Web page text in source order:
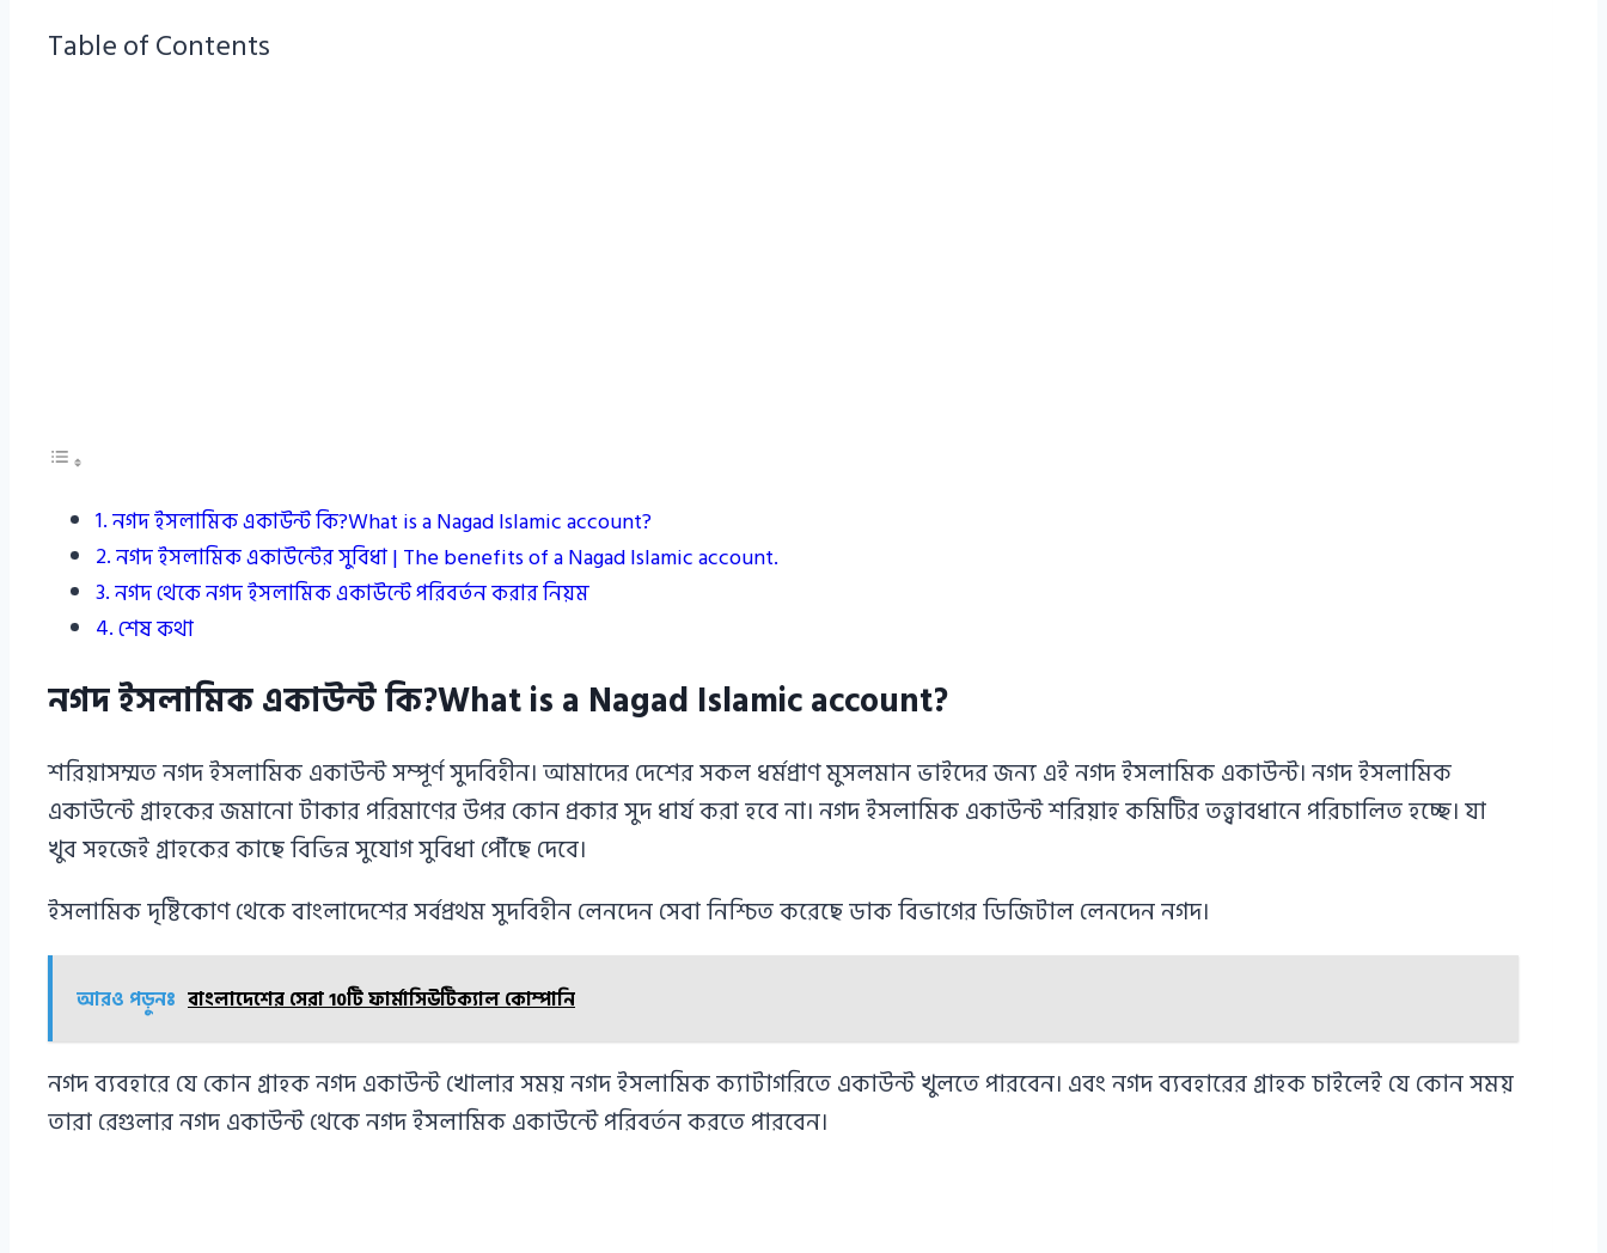
Table of Contents
নগদ ইসলামিক একাউন্ট কি?What is a Nagad Islamic account?
নগদ ইসলামিক একাউন্টের সুবিধা | The benefits of a Nagad Islamic account.
নগদ থেকে নগদ ইসলামিক একাউন্টে পরিবর্তন করার নিয়ম
শেষ কথা
নগদ ইসলামিক একাউন্ট কি?What is a Nagad Islamic account?
শরিয়াসম্মত নগদ ইসলামিক একাউন্ট সম্পূর্ণ সুদবিহীন। আমাদের দেশের সকল ধর্মপ্রাণ মুসলমান ভাইদের জন্য এই নগদ ইসলামিক একাউন্ট। নগদ ইসলামিক
একাউন্টে গ্রাহকের জমানো টাকার পরিমাণের উপর কোন প্রকার সুদ ধার্য করা হবে না। নগদ ইসলামিক একাউন্ট শরিয়াহ কমিটির তত্ত্বাবধানে পরিচালিত হচ্ছে। যা
খুব সহজেই গ্রাহকের কাছে বিভিন্ন সুযোগ সুবিধা পৌঁছে দেবে।
ইসলামিক দৃষ্টিকোণ থেকে বাংলাদেশের সর্বপ্রথম সুদবিহীন লেনদেন সেবা নিশ্চিত করেছে ডাক বিভাগের ডিজিটাল লেনদেন নগদ।
আরও পড়ুনঃ বাংলাদেশের সেরা 10টি ফার্মাসিউটিক্যাল কোম্পানি
নগদ ব্যবহারে যে কোন গ্রাহক নগদ একাউন্ট খোলার সময় নগদ ইসলামিক ক্যাটাগরিতে একাউন্ট খুলতে পারবেন। এবং নগদ ব্যবহারের গ্রাহক চাইলেই যে কোন সময়
তারা রেগুলার নগদ একাউন্ট থেকে নগদ ইসলামিক একাউন্টে পরিবর্তন করতে পারবেন।